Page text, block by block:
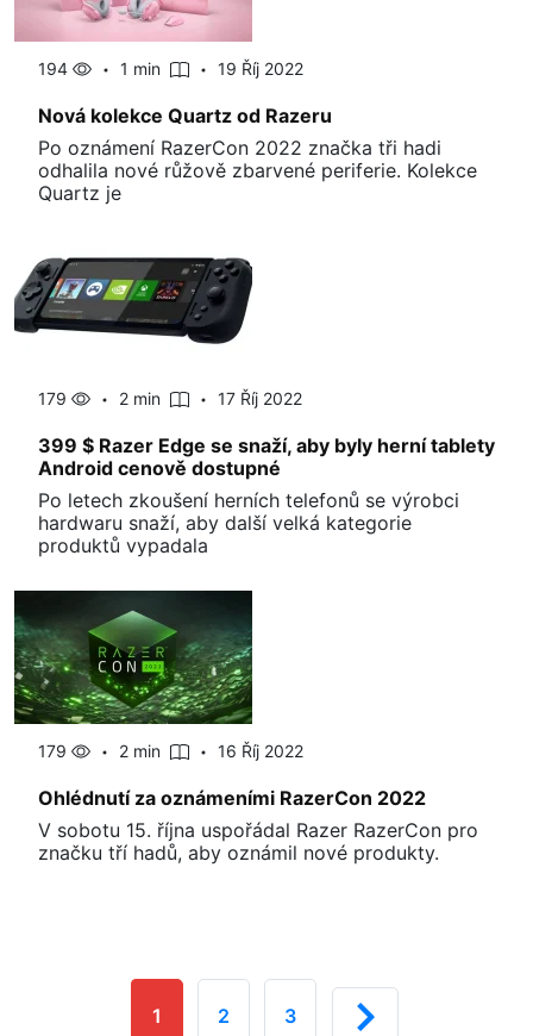
194 1 min 19 Říj 2022
Nová kolekce Quartz od Razeru
Po oznámení RazerCon 2022 značka tři hadi
odhalila nové růžově zbarvené periferie. Kolekce
Quartz je
179 2 min 17 Říj 2022
399 $ Razer Edge se snaží, aby byly herní tablety
Android cenově dostupné
Po letech zkoušení herních telefonů se výrobci
hardwaru snaží, aby další velká kategorie
produktů vypadala
179 2 min 16 Říj 2022
Ohlédnutí za oznámeními RazerCon 2022
V sobotu 15. října uspořádal Razer RazerCon pro
značku tří hadů, aby oznámil nové produkty.
1 2 3